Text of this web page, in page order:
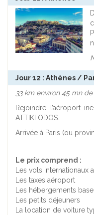
Jour 12 : Athènes /
33 km envıron 45 mn
Rejoındre l’aéroport
ATTIKI ODOS.
Arrivée à Paris (ou
Le prix comprend :
Les vols internationaux
Les taxes aéroport
Les hébergements
Les petits déjeuners
La location de voiture